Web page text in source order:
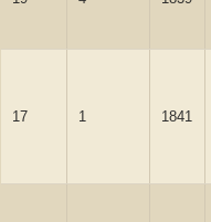
17 1 1841